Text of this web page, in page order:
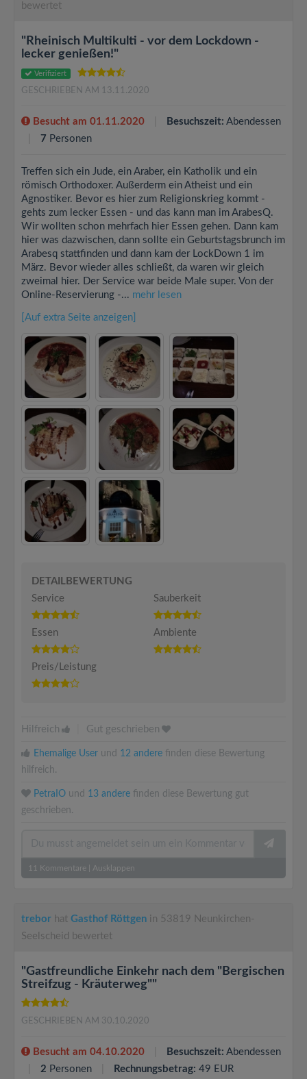
bewertet
"Rheinisch Multikulti - vor dem Lockdown -
lecker genießen!"
Verifiziert
GESCHRIEBEN AM 13.11.2020
Besucht am 01.11.2020 Besuchszeit: Abendessen
7 Personen
Treffen sich ein Jude, ein Araber, ein Katholik und ein
römisch Orthodoxer. Außerderm ein Atheist und ein
Agnostiker. Bevor es hier zum Religionskrieg kommt -
gehts zum lecker Essen - und das kann man im ArabesQ.
Wir wollten schon mehrfach hier Essen gehen. Dann kam
hier was dazwischen, dann sollte ein Geburtstagsbrunch im
Arabesq stattfinden und dann kam der LockDown 1 im
März. Bevor wieder alles schließt, da waren wir gleich
zweimal hier. Der Service war beide Male super. Von der
Online-Reservierung -... mehr lesen
[Auf extra Seite anzeigen]
DETAILBEWERTUNG
Service
Sauberkeit
Essen Ambiente
Preis/Leistung
Hilfreich Gut geschrieben
Ehemalige User und 12 andere finden diese Bewertung
hilfreich.
PetraIO und 13 andere finden diese Bewertung gut
geschrieben.
11 Kommentare Ausklappen
trebor hat Gasthof Röttgen in 53819 Neunkirchen-
Seelscheid bewertet
"Gastfreundliche Einkehr nach dem "Bergischen
Streifzug - Kräuterweg""
GESCHRIEBEN AM 30.10.2020
Besucht am 04.10.2020 Besuchszeit: Abendessen
2 Personen Rechnungsbetrag: 49 EUR